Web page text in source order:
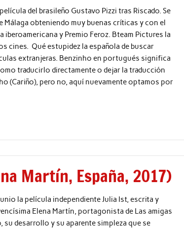
del brasileño Gustavo Pizzi tras Riscado. Se
Málaga obteniendo muy buenas críticas y con el
iberoamericana y Premio Feroz. Bteam Pictures la
cines. Qué estupidez la española de buscar
extranjeras. Benzinho en portugués significa
traducirlo directamente o dejar la traducción
(Cariño), pero no, aquí nuevamente optamos por
Martín, España, 2017)
la película independiente Julia Ist, escrita y
Elena Martín, portagonista de Las amigas
su desarrollo y su aparente simpleza que se